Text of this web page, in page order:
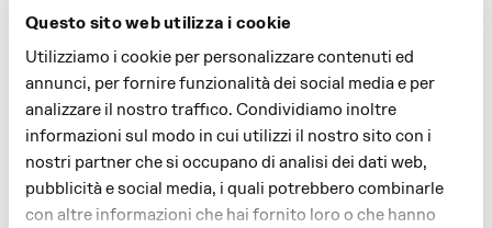
Questo sito web utilizza i cookie
Utilizziamo i cookie per personalizzare contenuti ed
annunci, per fornire funzionalità dei social media e per
analizzare il nostro traffico. Condividiamo inoltre
informazioni sul modo in cui utilizzi il nostro sito con i
nostri partner che si occupano di analisi dei dati web,
pubblicità e social media, i quali potrebbero combinarle
con altre informazioni che hai fornito loro o che hanno
Tour guidato per scoprire attraverso itinerari su
misura, le bellezze artistiche del centro storico
della città: Tour Atto II e Tour Atto IV. A seguire
aperitivo e spettacolo compreso nel biglietto.
PREZZO
A partire da € 190 a persona